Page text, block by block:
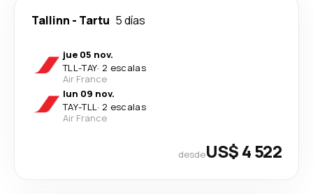
Tallinn - Tartu 5 días
jue 05 nov.
TLL-TAY· 2 escalas
Air France
lun 09 nov.
TAY-TLL· 2 escalas
Air France
desdeUS$ 4 522